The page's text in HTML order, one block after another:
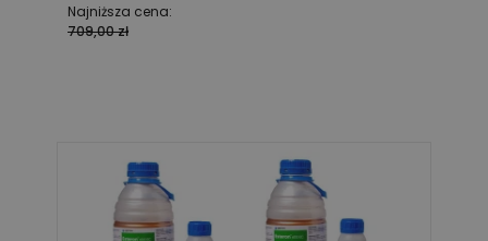
Najniższa cena:
709,00 zł